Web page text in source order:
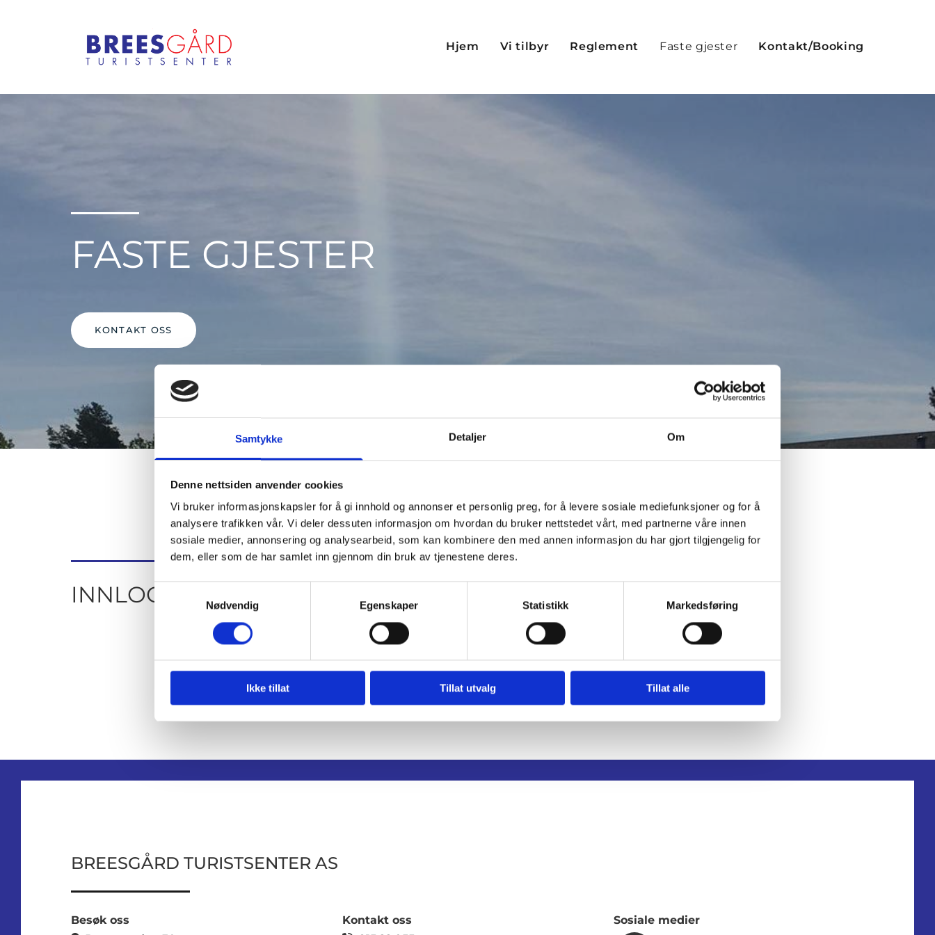
Samtykke Detaljer Om
Denne nettsiden anvender cookies
Vi bruker informasjonskapsler for å gi innhold og annonser et personlig preg, for å levere sosiale mediefunksjoner og for å
analysere trafikken vår. Vi deler dessuten informasjon om hvordan du bruker nettstedet vårt, med partnerne våre innen
sosiale medier, annonsering og analysearbeid, som kan kombinere den med annen informasjon du har gjort tilgjengelig for
dem, eller som de har samlet inn gjennom din bruk av tjenestene deres.
Samtykkevalg
Nødvendig
Egenskaper Statistikk Markedsføring
Ikke tillat Tillat utvalg Tillat alle
Hjem Vi tilbyr Reglement Faste gjester Kontakt/Booking
FASTE GJESTER
KONTAKT OSS
INNLOGGIN FOR FASTE GJESTER
BREESGÅRD TURISTSENTER AS
Besøk oss Kontakt oss Sosiale medier